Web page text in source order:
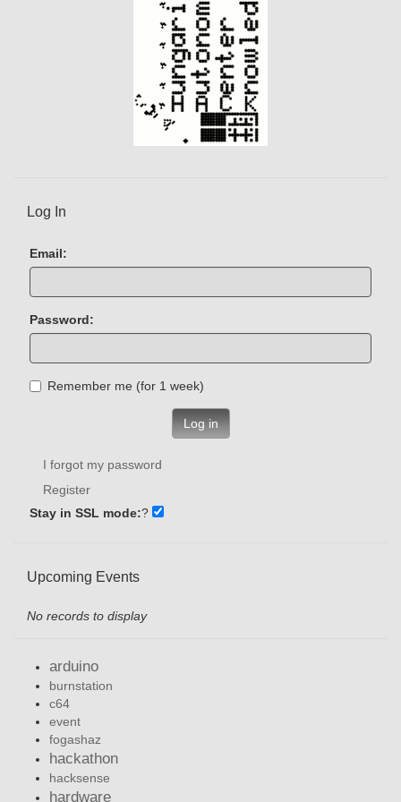
Log In
Email:
Password:
Remember me (for 1 week)
Log in
I forgot my password
Register
Stay in SSL mode:?
Upcoming Events
No records to display
arduino
burnstation
c64
event
fogashaz
hackathon
hacksense
hardware